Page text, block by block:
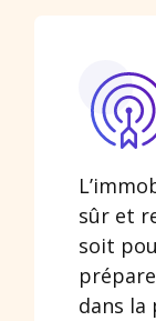
sûr et
soit
dans la